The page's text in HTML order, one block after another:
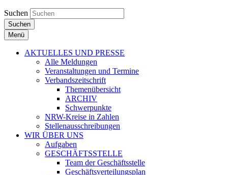
Suchen
Suchen
Menü
AKTUELLES UND PRESSE
Alle Meldungen
Veranstaltungen und Termine
Verbandszeitschrift
Themenübersicht
ARCHIV
Schwerpunkte
NRW-Kreise in Zahlen
Stellenausschreibungen
WIR ÜBER UNS
Aufgaben
GESCHÄFTSSTELLE
Team der Geschäftsstelle
Geschäftsverteilungsplan